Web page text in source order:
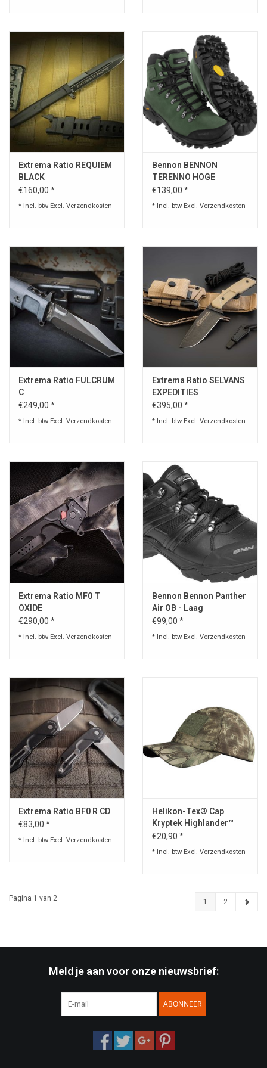
Extrema Ratio REQUIEM
BLACK
€160,00 *
* Incl. btw Excl. Verzendkosten
Bennon BENNON
TERENNO HOGE
SCHOENEN Green
€139,00 *
* Incl. btw Excl. Verzendkosten
Extrema Ratio FULCRUM
C
€249,00 *
* Incl. btw Excl. Verzendkosten
Extrema Ratio SELVANS
EXPEDITIES
€395,00 *
* Incl. btw Excl. Verzendkosten
Extrema Ratio MF0 T
OXIDE
€290,00 *
* Incl. btw Excl. Verzendkosten
Bennon Bennon Panther
Air OB - Laag
€99,00 *
* Incl. btw Excl. Verzendkosten
Extrema Ratio BF0 R CD
€83,00 *
* Incl. btw Excl. Verzendkosten
Helikon-Tex® Cap
Kryptek Highlander™
€20,90 *
* Incl. btw Excl. Verzendkosten
Pagina 1 van 2 1 2
Meld je aan voor onze nieuwsbrief:
ABONNEER